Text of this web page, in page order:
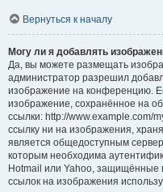
Вернуться к началу
Могу ли я добавлять
Да, вы можете размещать
администратор разрешил
изображение на конференцию.
изображение, сохранённое на
ссылки: http://www.example.com/
ссылку ни на изображения,
является общедоступным
которым необходима
Hotmail или Yahoo, защищённые
ссылок на изображения